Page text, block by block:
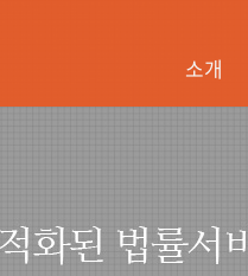
소개